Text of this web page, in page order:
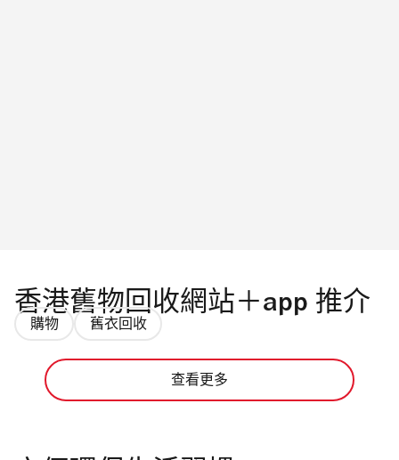
香港舊物回收網站＋app 推介
購物 舊衣回收
查看更多